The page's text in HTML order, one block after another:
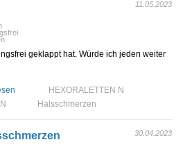
11.05.2023
geklappt hat. Würde ich jeden weiter
HEXORALETTEN N
Halsschmerzen
30.04.2023